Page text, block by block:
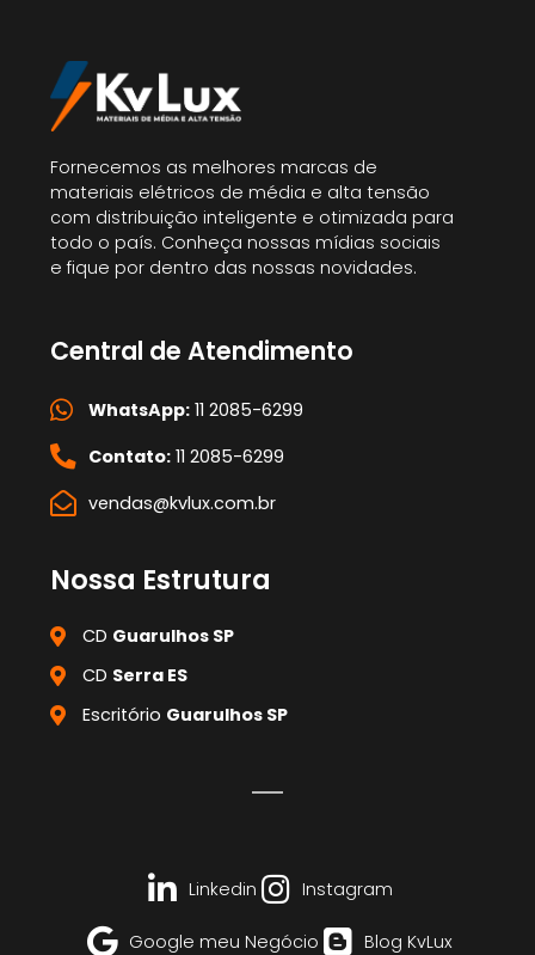
Fornecemos as melhores marcas de
materiais elétricos de média e alta tensão
com distribuição inteligente e otimizada para
todo o país. Conheça nossas mídias sociais
e fique por dentro das nossas novidades.
Central de Atendimento
WhatsApp:11 2085-6299
Contato:11 2085-6299
vendas@kvlux.com.br
Nossa Estrutura
CD Guarulhos SP
CD Serra ES
Escritório Guarulhos SP
Linkedin Instagram
Google meu Negócio Blog KvLux